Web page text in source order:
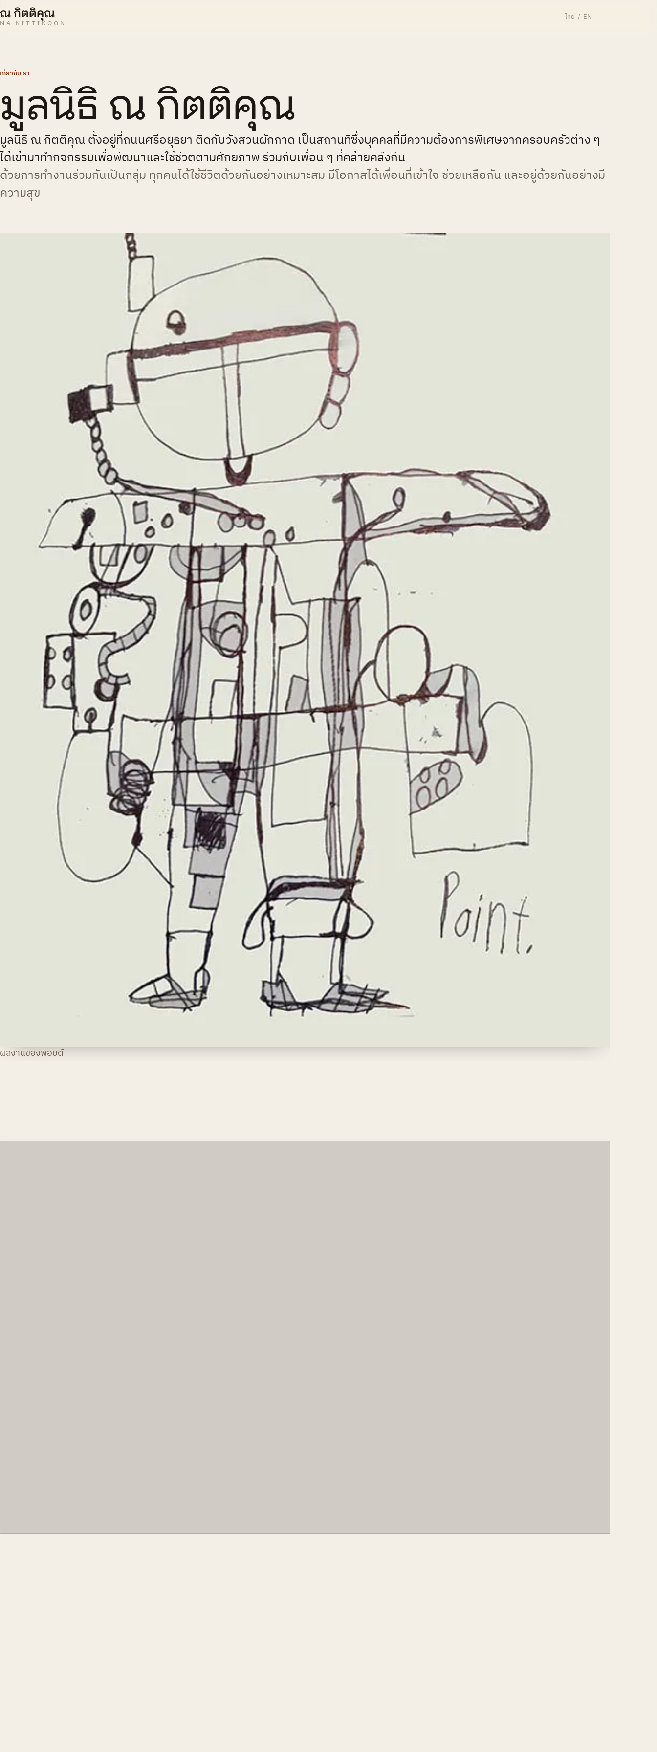
ณ กิตติคุณ
NA KITTIKOON
ไทย / EN
เกี่ยวกับเรา
มูลนิธิ ณ กิตติคุณ
มูลนิธิ ณ กิตติคุณ ตั้งอยู่ที่ถนนศรีอยุธยา ติดกับวังสวนผักกาด เป็นสถานที่ซึ่งบุคคลที่มีความต้องการพิเศษจากครอบครัวต่าง ๆ
ได้เข้ามาทำกิจกรรมเพื่อพัฒนาและใช้ชีวิตตามศักยภาพ ร่วมกับเพื่อน ๆ ที่คล้ายคลึงกัน
ด้วยการทำงานร่วมกันเป็นกลุ่ม ทุกคนได้ใช้ชีวิตด้วยกันอย่างเหมาะสม มีโอกาสได้เพื่อนที่เข้าใจ ช่วยเหลือกัน และอยู่ด้วยกันอย่างมี
ความสุข
ผลงานของพอยต์